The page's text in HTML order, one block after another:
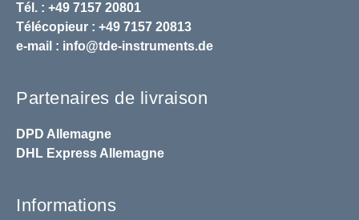
Tél. : +49 7157 20801
Télécopieur : +49 7157 20813
e-mail : info@tde-instruments.de
Partenaires de livraison
DPD Allemagne
DHL Express Allemagne
Informations